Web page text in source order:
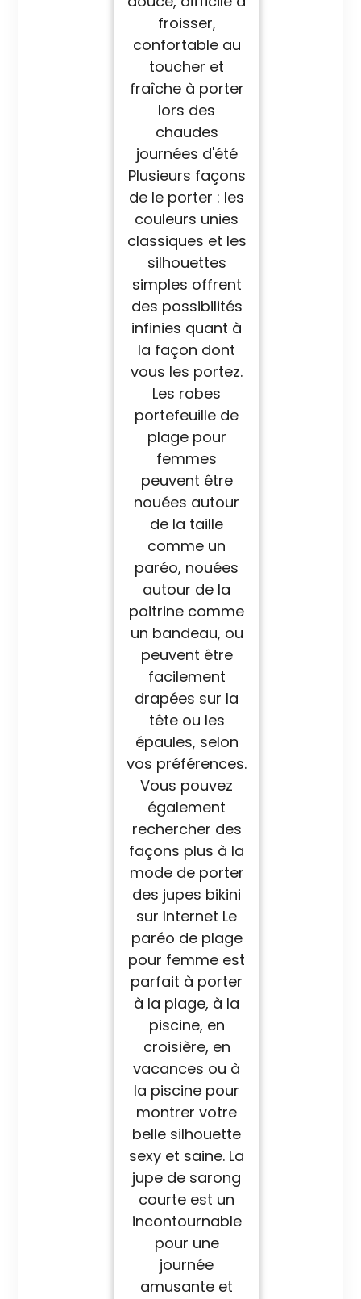
froisser,
confortable au
toucher et
fraîche à porter
lors des
chaudes
journées d'été
Plusieurs façons
de le porter : les
couleurs unies
classiques et les
silhouettes
simples offrent
des possibilités
infinies quant à
la façon dont
vous les portez.
Les robes
portefeuille de
plage pour
femmes
peuvent être
nouées autour
de la taille
comme un
paréo, nouées
autour de la
poitrine comme
un bandeau, ou
peuvent être
facilement
drapées sur la
tête ou les
épaules, selon
vos préférences.
Vous pouvez
également
rechercher des
façons plus à la
mode de porter
des jupes bikini
sur Internet Le
paréo de plage
pour femme est
parfait à porter
à la plage, à la
piscine, en
croisière, en
vacances ou à
la piscine pour
montrer votre
belle silhouette
sexy et saine. La
jupe de sarong
courte est un
incontournable
pour une
journée
amusante et